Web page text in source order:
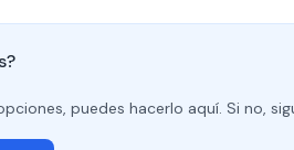
puedes hacerlo aquí. Si no,